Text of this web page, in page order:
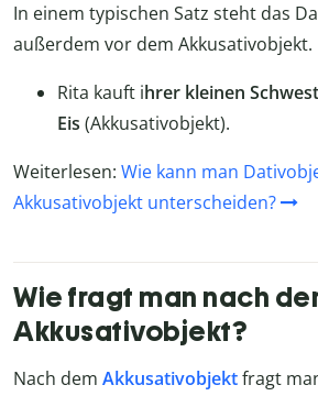
In einem typischen Satz steht das
außerdem vor dem Akkusativobjekt.
Rita kauft ihrer kleinen
Eis (Akkusativobjekt).
Weiterlesen: Wie kann man
Akkusativobjekt unterscheiden?
Wie fragt man nach
Akkusativobjekt?
Nach dem Akkusativobjektfragt